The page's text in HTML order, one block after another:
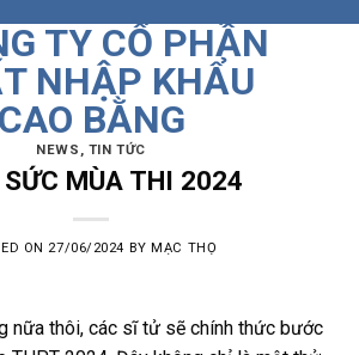
NEWS , TIN TỨC
MÙA THI 2024
ON 27/06/2024 BYMẠC THỌ
nữa thôi, các sĩ tử sẽ chính thức bước